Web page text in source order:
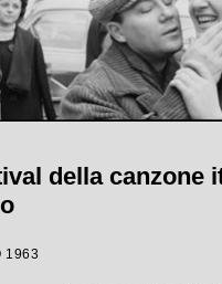
della canzone
1963